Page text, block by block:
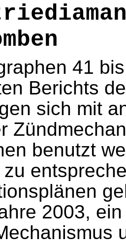
41
Berichts
sich mit
benutzt
zu
2003,